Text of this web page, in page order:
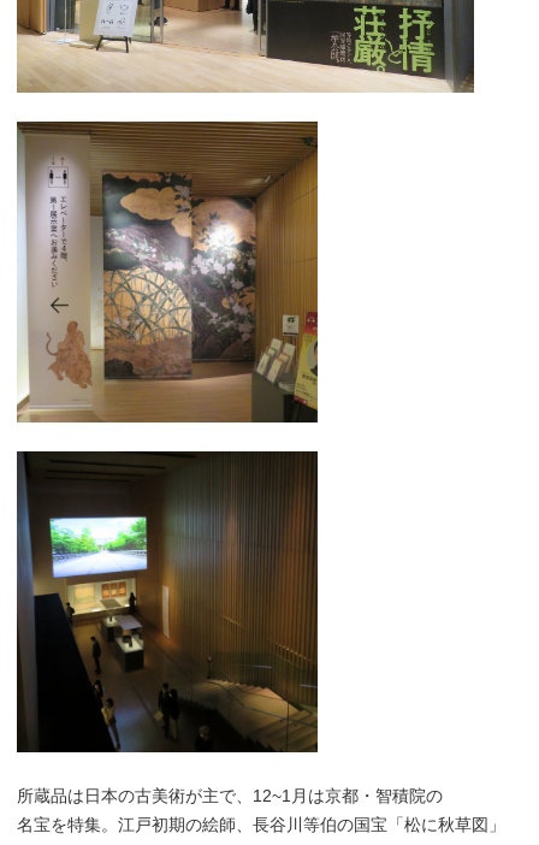
所蔵品は日本の古美術が主で、12~1月は京都・智積院の
名宝を特集。江戸初期の絵師、長谷川等伯の国宝「松に秋草図」